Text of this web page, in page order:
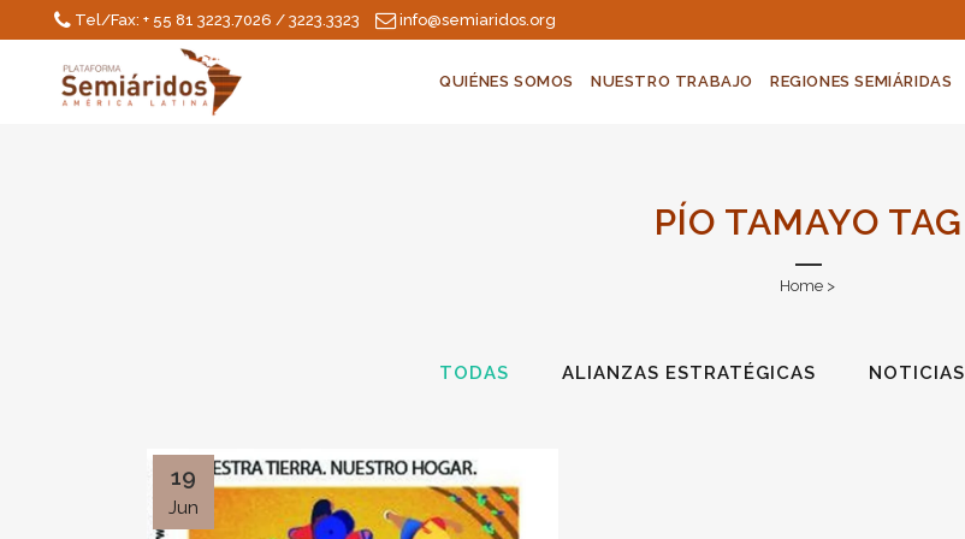
Tel/Fax: + 55 81 3223.7026 / 3223.3323 info@semiaridos.org
QUIÉNES SOMOS NUESTRO TRABAJO REGIONES SEMIÁRIDAS
PÍO TAMAYO TAG
Home>
TODAS ALIANZAS ESTRATÉGICAS NOTICIAS
19
Jun